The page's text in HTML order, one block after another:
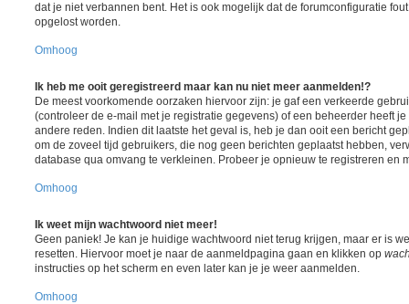
dat je niet verbannen bent. Het is ook mogelijk dat de forumconfiguratie
opgelost worden.
Omhoog
Ik heb me ooit geregistreerd maar kan nu niet meer aanmelden!?
De meest voorkomende oorzaken hiervoor zijn: je gaf een verkeerde
(controleer de e-mail met je registratie gegevens) of een beheerder heeft
andere reden. Indien dit laatste het geval is, heb je dan ooit een bericht
om de zoveel tijd gebruikers, die nog geen berichten geplaatst hebben,
database qua omvang te verkleinen. Probeer je opnieuw te registreren en
Omhoog
Ik weet mijn wachtwoord niet meer!
Geen paniek! Je kan je huidige wachtwoord niet terug krijgen, maar er is
resetten. Hiervoor moet je naar de aanmeldpagina gaan en klikken op
instructies op het scherm en even later kan je je weer aanmelden.
Omhoog